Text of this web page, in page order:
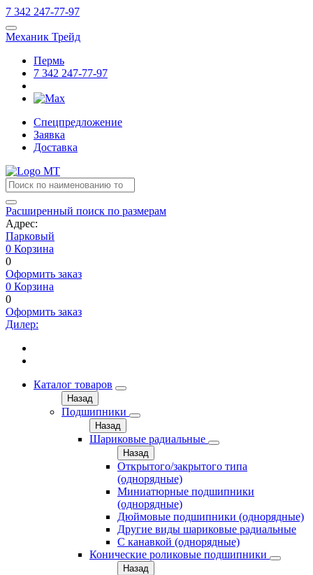
7 342 247-77-97
Механик Трейд
Пермь
7 342 247-77-97
Спецпредложение
Заявка
Доставка
Расширенный поиск по размерам
Адрес:
Парковый
0 Корзина
0
Оформить заказ
0 Корзина
0
Оформить заказ
Дилер:
Каталог товаров
Назад
Подшипники
Назад
Шариковые радиальные
Назад
Открытого/закрытого типа
(однорядные)
Миниатюрные подшипники
(однорядные)
Дюймовые подшипники (однорядные)
Другие виды шариковые радиальные
С канавкой (однорядные)
Конические роликовые подшипники
Назад